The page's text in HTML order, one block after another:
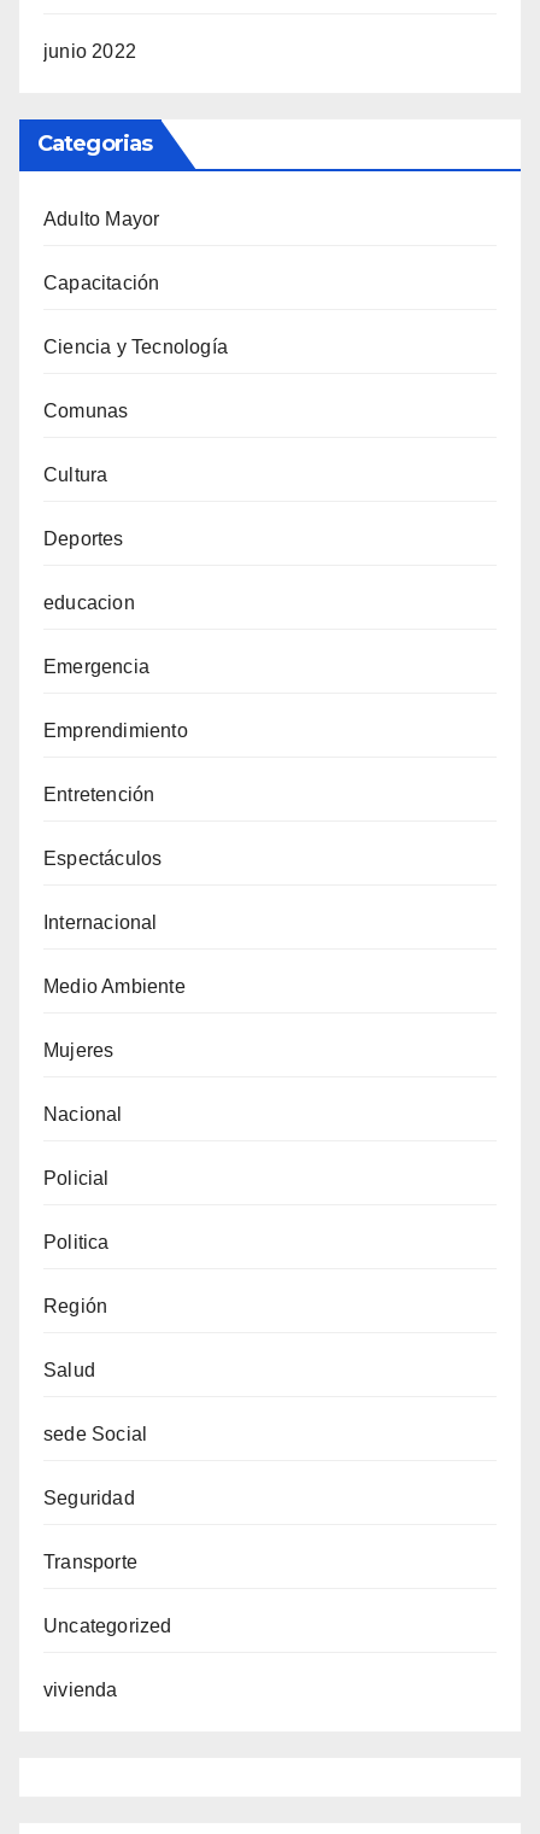
junio 2022
Categorias
Adulto Mayor
Capacitación
Ciencia y Tecnología
Comunas
Cultura
Deportes
educacion
Emergencia
Emprendimiento
Entretención
Espectáculos
Internacional
Medio Ambiente
Mujeres
Nacional
Policial
Politica
Región
Salud
sede Social
Seguridad
Transporte
Uncategorized
vivienda